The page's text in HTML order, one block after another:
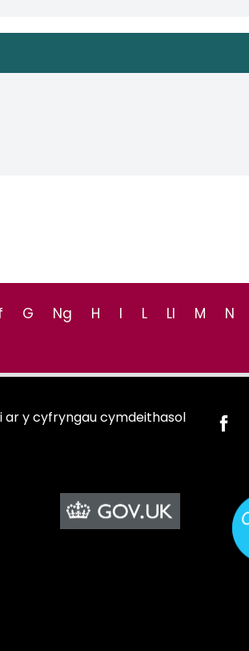
G Ng H I L Ll M N
ar y cyfryngau cymdeithasol